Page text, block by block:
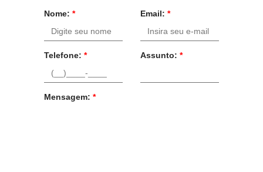
Nome: * Email: *
Telefone: * Assunto: *
Mensagem: *